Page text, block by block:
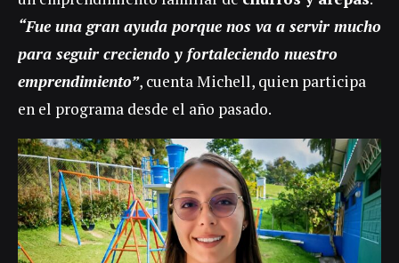
“Fue una gran ayuda porque nos va a servir mucho
para seguir creciendo y fortaleciendo nuestro
emprendimiento”, cuenta Michell, quien participa
en el programa desde el año pasado.